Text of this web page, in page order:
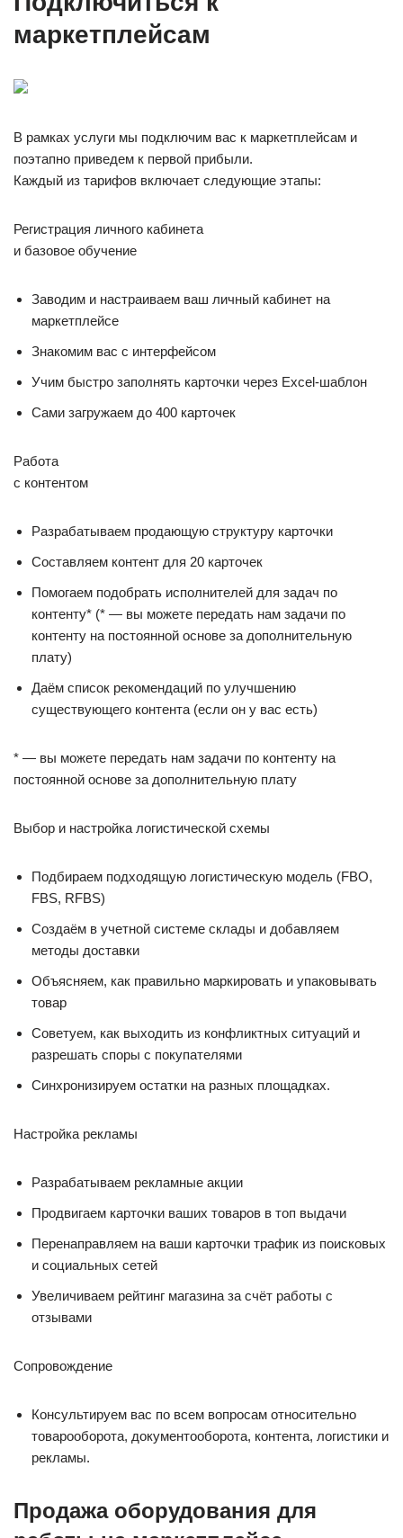
маркетплейсам
В рамках услуги мы подключим вас к маркетплейсам и
поэтапно приведем к первой прибыли.
Каждый из тарифов включает следующие этапы:
Регистрация личного кабинета
и базовое обучение
Заводим и настраиваем ваш личный кабинет на
маркетплейсе
Знакомим вас с интерфейсом
Учим быстро заполнять карточки через Excel-шаблон
Сами загружаем до 400 карточек
Работа
с контентом
Разрабатываем продающую структуру карточки
Составляем контент для 20 карточек
Помогаем подобрать исполнителей для задач по
контенту* (* — вы можете передать нам задачи по
контенту на постоянной основе за дополнительную
плату)
Даём список рекомендаций по улучшению
существующего контента (если он у вас есть)
* — вы можете передать нам задачи по контенту на
постоянной основе за дополнительную плату
Выбор и настройка логистической схемы
Подбираем подходящую логистическую модель (FBO,
FBS, RFBS)
Создаём в учетной системе склады и добавляем
методы доставки
Объясняем, как правильно маркировать и упаковывать
товар
Советуем, как выходить из конфликтных ситуаций и
разрешать споры с покупателями
Синхронизируем остатки на разных площадках.
Настройка рекламы
Разрабатываем рекламные акции
Продвигаем карточки ваших товаров в топ выдачи
Перенаправляем на ваши карточки трафик из поисковых
и социальных сетей
Увеличиваем рейтинг магазина за счёт работы с
отзывами
Сопровождение
Консультируем вас по всем вопросам относительно
товарооборота, документооборота, контента, логистики и
рекламы.
Продажа оборудования для